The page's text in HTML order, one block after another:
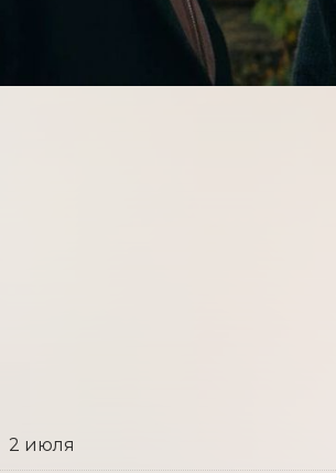
2 июля